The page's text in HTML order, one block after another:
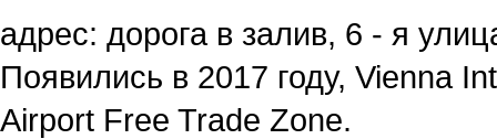
адрес: дорога в залив, 6 - я
Появились в 2017 году, Vienna
Airport Free Trade Zone.